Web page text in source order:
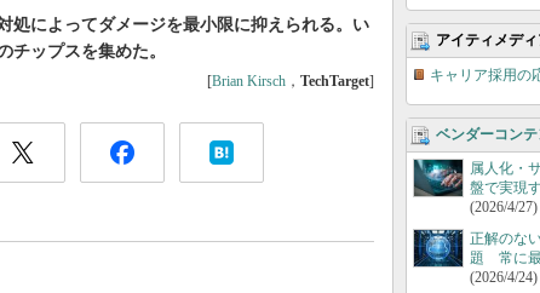
処によってダメージを最小限に抑えられる。い
チップスを集めた。
[Brian Kirsch ， TechTarget]
アイティメデ
キャリア採用の
ベンダーコンテ
属人化・
盤で実現
(2026/4/27)
正解のな
題 常に最
(2026/4/24)